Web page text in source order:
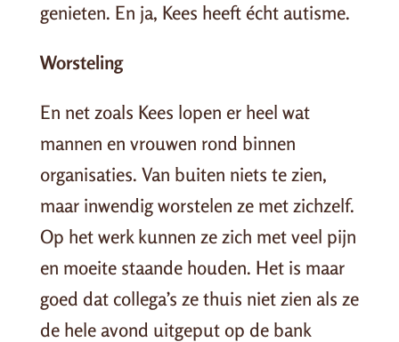
genieten. En ja, Kees heeft écht autisme.
Worsteling
En net zoals Kees lopen er heel wat
mannen en vrouwen rond binnen
organisaties. Van buiten niets te zien,
maar inwendig worstelen ze met zichzelf.
Op het werk kunnen ze zich met veel pijn
en moeite staande houden. Het is maar
goed dat collega’s ze thuis niet zien als ze
de hele avond uitgeput op de bank